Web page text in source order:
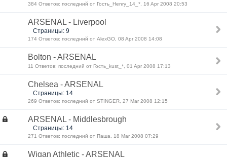
384 Ответов: последний от Гость_Henry_14_*, 16 Apr 2008 20:53
ARSENAL - Liverpool
Страницы: 9
174 Ответов: последний от AlexGO, 08 Apr 2008 14:08
Bolton - ARSENAL
11 Ответов: последний от Гость_kust_*, 01 Apr 2008 17:13
Chelsea - ARSENAL
Страницы: 14
269 Ответов: последний от STINGER, 27 Mar 2008 12:15
ARSENAL - Middlesbrough
Страницы: 14
271 Ответов: последний от Паша, 18 Mar 2008 07:29
Wigan Athletic - ARSENAL